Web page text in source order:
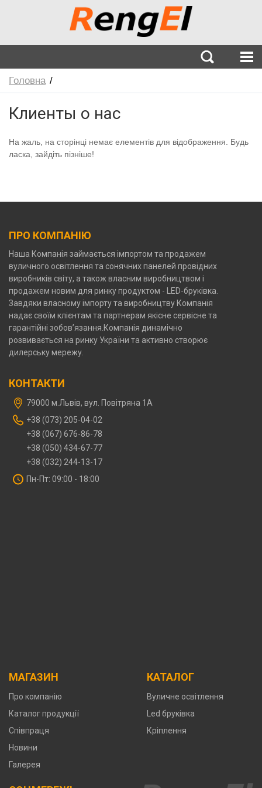
Головна
Клиенты о нас
На жаль, на сторінці немає елементів для відображення. Будь
ласка, зайдіть пізніше!
ПРО КОМПАНІЮ
Наша Компанія займається імпортом та продажем
вуличного освітлення та сонячних панелей провідних
виробників світу, а також власним виробництвом і
продажем новим для ринку продуктом - LED-бруківка.
Завдяки власному імпорту та виробництву Компанія
надає своїм клієнтам та партнерам якісне сервісне та
гарантійні зобов’язання.Компанія динамічно
розвивається на ринку України та активно створює
дилерську мережу.
КОНТАКТИ
79000 м.Львів, вул. Повітряна 1А
‎+38 (073) 205-04-02‎
+38 (067) 676-86-78
+38 (050) 434-67-77
+38 (032) 244-13-17
Пн-Пт: 09:00 - 18:00
МАГАЗИН
Про компанію
Каталог продукції
Співпраця
Новини
Галерея
КАТАЛОГ
Вуличне освітлення
Led бруківка
Кріплення